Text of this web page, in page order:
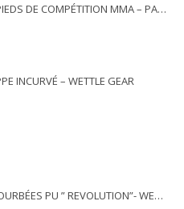
PROTÈGE-TIBIAS/PIEDS DE COMPÉTITION MMA – PANCRACE - NOIR - WETTLE GEAR
INCURVÉ – WETTLE GEAR
PATTES D’OURS COURBÉES PU ” REVOLUTION”- WETTLE GEAR